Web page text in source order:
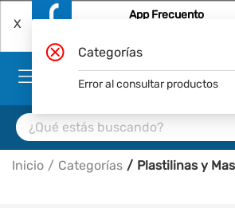
X
App Frecuento
Inicio Categorías Plastilinas y
Categorías
Error al consultar productos